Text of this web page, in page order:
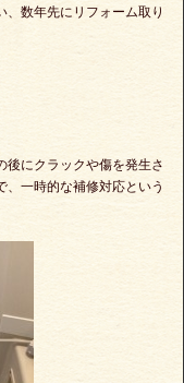
数年先にリフォーム取り
後にクラックや傷を発生さ
一時的な補修対応という